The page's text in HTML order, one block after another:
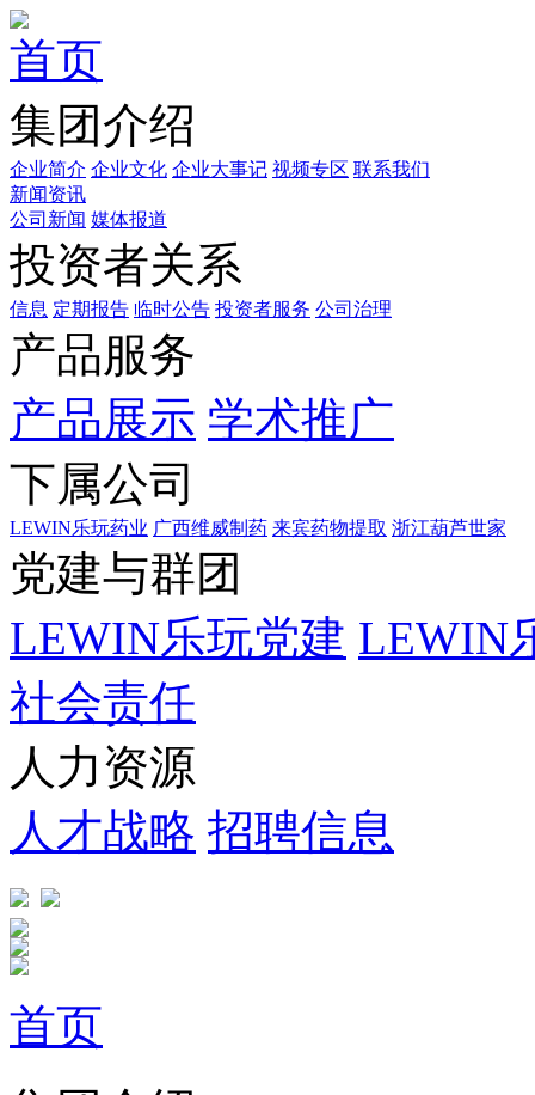
首页
集团介绍
企业简介 企业文化 企业⼤事记 视频专区 联系我们
新闻资讯
公司新闻 媒体报道
投资者关系
信息 定期报告 临时公告 投资者服务 公司治理
产品服务
产品展示 学术推广
下属公司
LEWIN乐玩药业 广西维威制药 来宾药物提取 浙江葫芦世家
党建与群团
LEWIN乐玩党建 LEWIN
社会责任
人力资源
人才战略 招聘信息
首页